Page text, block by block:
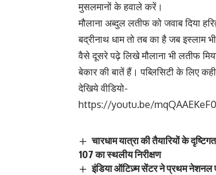
मुसलमानों के हवाले करें।
​मौलाना अब्दुल लतीफ को जवाब दिया
बद्रीनाथ धाम तो तब का है जब इस्लाम
वैसे दूसरे पढ़े लिखे मौलाना भी लतीफ
बेकार की बातें हैं। पब्लिसिटी के लिए
देखिये वीडियो-
https://youtu.be/
चारधाम यात्रा की तैयारियों के
107 का स्थलीय निरीक्षण
इंडिया ऑटिज़्म सेंटर ने प्रथम नेशनल